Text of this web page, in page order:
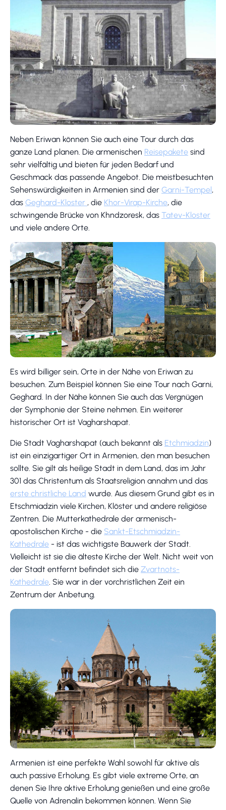
Neben Eriwan können Sie auch eine Tour durch das
ganze Land planen. Die armenischen Reisepakete sind
sehr vielfältig und bieten für jeden Bedarf und
Geschmack das passende Angebot. Die meistbesuchten
Sehenswürdigkeiten in Armenien sind der Garni-Tempel,
das Geghard-Kloster , die Khor-Virap-Kirche, die
schwingende Brücke von Khndzoresk, das Tatev-Kloster
und viele andere Orte.
Es wird billiger sein, Orte in der Nähe von Eriwan zu
besuchen. Zum Beispiel können Sie eine Tour nach Garni,
Geghard. In der Nähe können Sie auch das Vergnügen
der Symphonie der Steine nehmen. Ein weiterer
historischer Ort ist Vagharshapat.
Die Stadt Vagharshapat (auch bekannt als Etchmiadzin)
ist ein einzigartiger Ort in Armenien, den man besuchen
sollte. Sie gilt als heilige Stadt in dem Land, das im Jahr
301 das Christentum als Staatsreligion annahm und das
erste christliche Land wurde. Aus diesem Grund gibt es in
Etschmiadzin viele Kirchen, Klöster und andere religiöse
Zentren. Die Mutterkathedrale der armenisch-
apostolischen Kirche - die Sankt-Etschmiadzin-
Kathedrale - ist das wichtigste Bauwerk der Stadt.
Vielleicht ist sie die älteste Kirche der Welt. Nicht weit von
der Stadt entfernt befindet sich die Zvartnots-
Kathedrale. Sie war in der vorchristlichen Zeit ein
Zentrum der Anbetung.
Armenien ist eine perfekte Wahl sowohl für aktive als
auch passive Erholung. Es gibt viele extreme Orte, an
denen Sie Ihre aktive Erholung genießen und eine große
Quelle von Adrenalin bekommen können. Wenn Sie